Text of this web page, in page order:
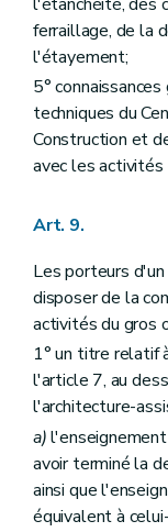
ferraillage, de la
l'étayement;
5°
techniques du
Construction et
avec les activités
Art. 9.
Les porteurs
disposer de la
activités du gros
1° un titre relatif
l'article 7, au
l'architecture-
a)
avoir terminé la
ainsi que
équivalent à